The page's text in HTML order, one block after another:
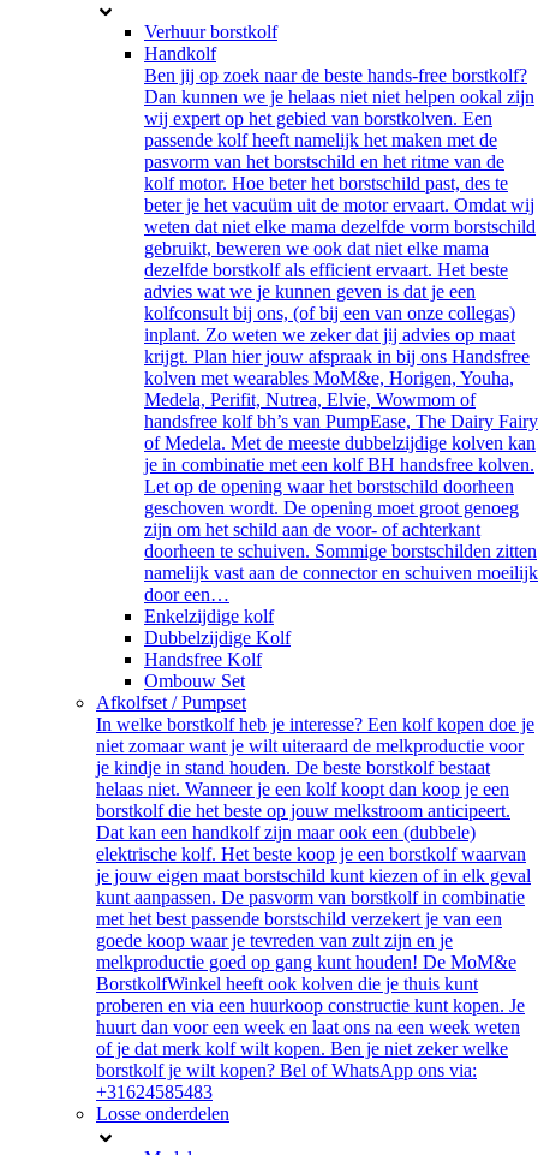
Verhuur borstkolf
Handkolf
Ben jij op zoek naar de beste hands-free borstkolf?
Dan kunnen we je helaas niet niet helpen ookal zijn
wij expert op het gebied van borstkolven. Een
passende kolf heeft namelijk het maken met de
pasvorm van het borstschild en het ritme van de
kolf motor. Hoe beter het borstschild past, des te
beter je het vacuüm uit de motor ervaart. Omdat wij
weten dat niet elke mama dezelfde vorm borstschild
gebruikt, beweren we ook dat niet elke mama
dezelfde borstkolf als efficient ervaart. Het beste
advies wat we je kunnen geven is dat je een
kolfconsult bij ons, (of bij een van onze collegas)
inplant. Zo weten we zeker dat jij advies op maat
krijgt. Plan hier jouw afspraak in bij ons Handsfree
kolven met wearables MoM&e, Horigen, Youha,
Medela, Perifit, Nutrea, Elvie, Wowmom of
handsfree kolf bh’s van PumpEase, The Dairy Fairy
of Medela. Met de meeste dubbelzijdige kolven kan
je in combinatie met een kolf BH handsfree kolven.
Let op de opening waar het borstschild doorheen
geschoven wordt. De opening moet groot genoeg
zijn om het schild aan de voor- of achterkant
doorheen te schuiven. Sommige borstschilden zitten
namelijk vast aan de connector en schuiven moeilijk
door een…
Enkelzijdige kolf
Dubbelzijdige Kolf
Handsfree Kolf
Ombouw Set
Afkolfset / Pumpset
In welke borstkolf heb je interesse? Een kolf kopen doe je
niet zomaar want je wilt uiteraard de melkproductie voor
je kindje in stand houden. De beste borstkolf bestaat
helaas niet. Wanneer je een kolf koopt dan koop je een
borstkolf die het beste op jouw melkstroom anticipeert.
Dat kan een handkolf zijn maar ook een (dubbele)
elektrische kolf. Het beste koop je een borstkolf waarvan
je jouw eigen maat borstschild kunt kiezen of in elk geval
kunt aanpassen. De pasvorm van borstkolf in combinatie
met het best passende borstschild verzekert je van een
goede koop waar je tevreden van zult zijn en je
melkproductie goed op gang kunt houden! De MoM&e
BorstkolfWinkel heeft ook kolven die je thuis kunt
proberen en via een huurkoop constructie kunt kopen. Je
huurt dan voor een week en laat ons na een week weten
of je dat merk kolf wilt kopen. Ben je niet zeker welke
borstkolf je wilt kopen? Bel of WhatsApp ons via:
+31624585483
Losse onderdelen